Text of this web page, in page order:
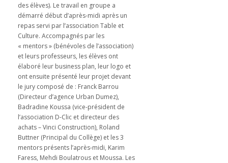
des élèves). Le travail en groupe a
démarré début d’après-midi après un
repas servi par l’association Table et
Culture. Accompagnés par les
« mentors » (bénévoles de l’association)
et leurs professeurs, les élèves ont
élaboré leur business plan, leur logo et
ont ensuite présenté leur projet devant
le jury composé de : Franck Barrou
(Directeur d’agence Urban Dumez),
Badradine Koussa (vice-président de
l’association D-Clic et directeur des
achats – Vinci Construction), Roland
Buttner (Principal du Collège) et les 3
mentors présents l’après-midi, Karim
Faress, Mehdi Boulatrous et Moussa. Les